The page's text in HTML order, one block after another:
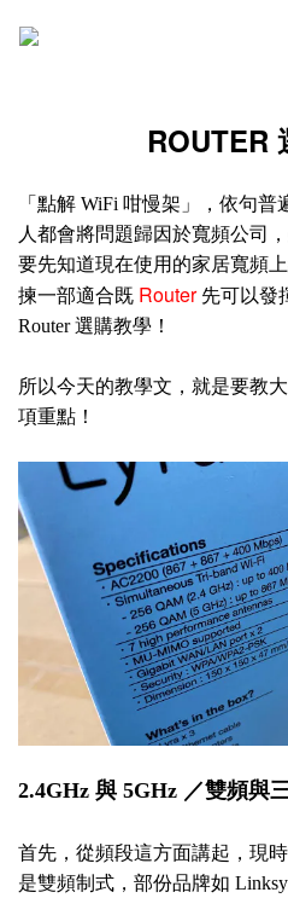
ROUTER
「點解 WiFi 咁慢架」，依句
人都會將問題歸因於寬頻公司
要先知道現在使用的家居寬頻
揀一部適合既 Router先可以發
Router 選購教學！
所以今天的教學文，就是要教
項重點！
2.4GHz 與 5GHz ／雙頻與
首先，從頻段這方面講起，現
是雙頻制式，部份品牌如